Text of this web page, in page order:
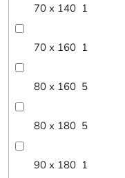
70 x 140 1
70 x 160 1
80 x 160 5
80 x 180 5
90 x 180 1